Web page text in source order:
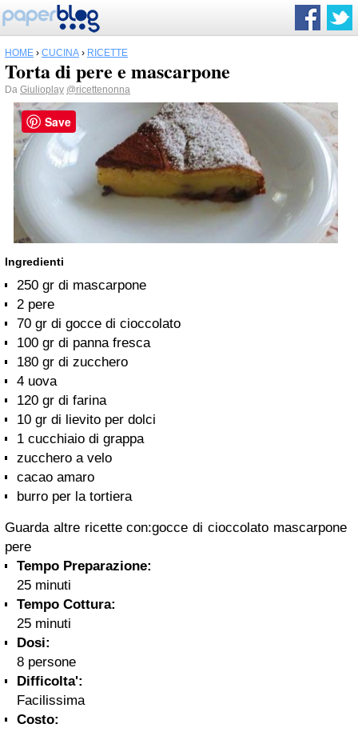
HOME › CUCINA › RICETTE
Torta di pere e mascarpone
Da Giulioplay @ricettenonna
Ingredienti
250 gr di mascarpone
2 pere
70 gr di gocce di cioccolato
100 gr di panna fresca
180 gr di zucchero
4 uova
120 gr di farina
10 gr di lievito per dolci
1 cucchiaio di grappa
zucchero a velo
cacao amaro
burro per la tortiera
Guarda altre ricette con:gocce di cioccolato mascarpone
pere
Tempo Preparazione:
25 minuti
Tempo Cottura:
25 minuti
Dosi:
8 persone
Difficolta':
Facilissima
Costo:
Save